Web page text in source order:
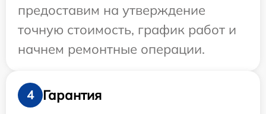
предоставим на утверждение
точную стоимость, график работ и
начнем ремонтные операции.
4
Гарантия